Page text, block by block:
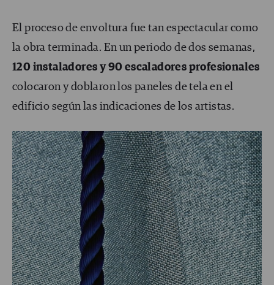
El proceso de envoltura fue tan espectacular como
la obra terminada. En un periodo de dos semanas,
120 instaladores y 90 escaladores profesionales
colocaron y doblaron los paneles de tela en el
edificio según las indicaciones de los artistas.